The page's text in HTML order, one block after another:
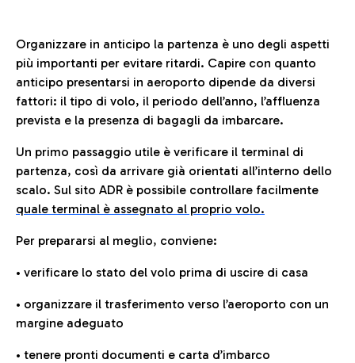
Organizzare in anticipo la partenza è uno degli aspetti
più importanti per evitare ritardi. Capire con quanto
anticipo presentarsi in aeroporto dipende da diversi
fattori: il tipo di volo, il periodo dell’anno, l’affluenza
prevista e la presenza di bagagli da imbarcare.
Un primo passaggio utile è verificare il terminal di
partenza, così da arrivare già orientati all’interno dello
scalo. Sul sito ADR è possibile controllare facilmente
quale terminal è assegnato al proprio volo.
Per prepararsi al meglio, conviene:
• verificare lo stato del volo prima di uscire di casa
• organizzare il trasferimento verso l’aeroporto con un
margine adeguato
• tenere pronti documenti e carta d’imbarco